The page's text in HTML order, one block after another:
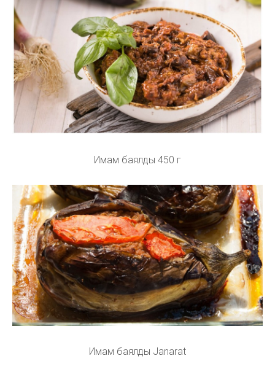
Имам баялды 450 г
Имам баялды Janarat